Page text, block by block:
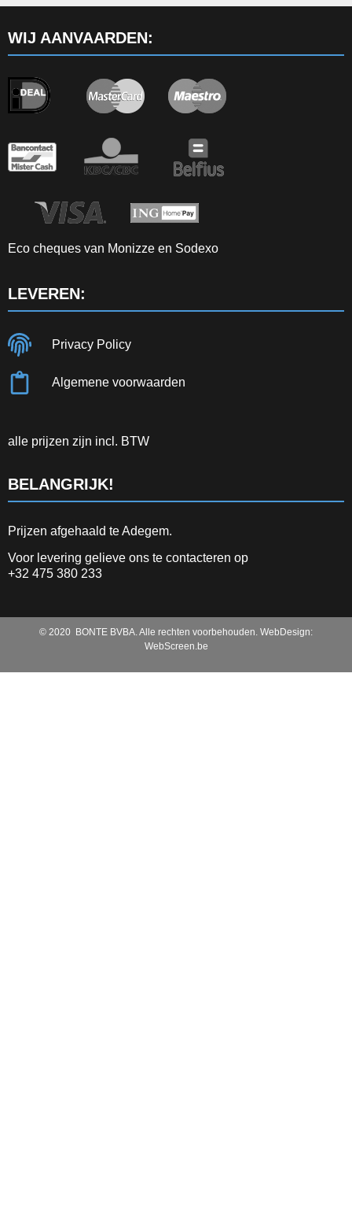
WIJ AANVAARDEN:
Eco cheques van Monizze en Sodexo
LEVEREN:
Privacy Policy
Algemene voorwaarden
alle prijzen zijn incl. BTW
BELANGRIJK!
Prijzen afgehaald te Adegem.
Voor levering gelieve ons te contacteren op
+32 475 380 233
© 2020 BONTE BVBA. Alle rechten voorbehouden. WebDesign:
WebScreen.be